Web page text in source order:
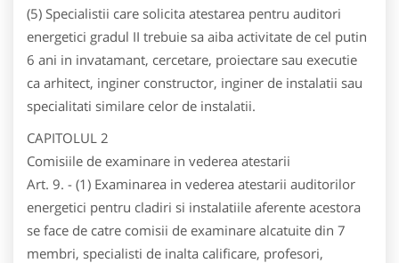
(5) Specialistii care solicita atestarea pentru auditori
energetici gradul II trebuie sa aiba activitate de cel putin
6 ani in invatamant, cercetare, proiectare sau executie
ca arhitect, inginer constructor, inginer de instalatii sau
specialitati similare celor de instalatii.
CAPITOLUL 2
Comisiile de examinare in vederea atestarii
Art. 9. - (1) Examinarea in vederea atestarii auditorilor
energetici pentru cladiri si instalatiile aferente acestora
se face de catre comisii de examinare alcatuite din 7
membri, specialisti de inalta calificare, profesori,